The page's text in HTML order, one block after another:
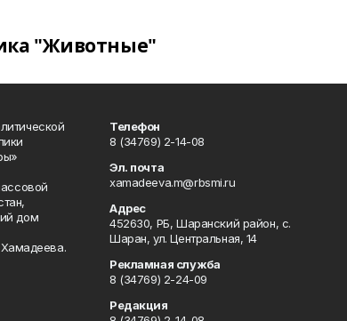
"Животные"
дом
Телефон
8 (34769) 2-14-08
Эл. почта
xamadeeva.m@rbsmi.ru
Адрес
452630, РБ, Шаранский район, с.
Шаран, ул. Центральная, 14
Рекламная служба
8 (34769) 2-24-09
Редакция